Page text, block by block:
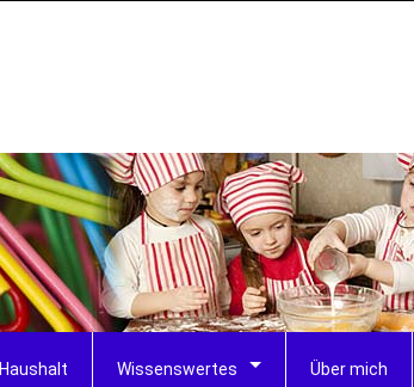
Haushalt Wissenswertes Über mich